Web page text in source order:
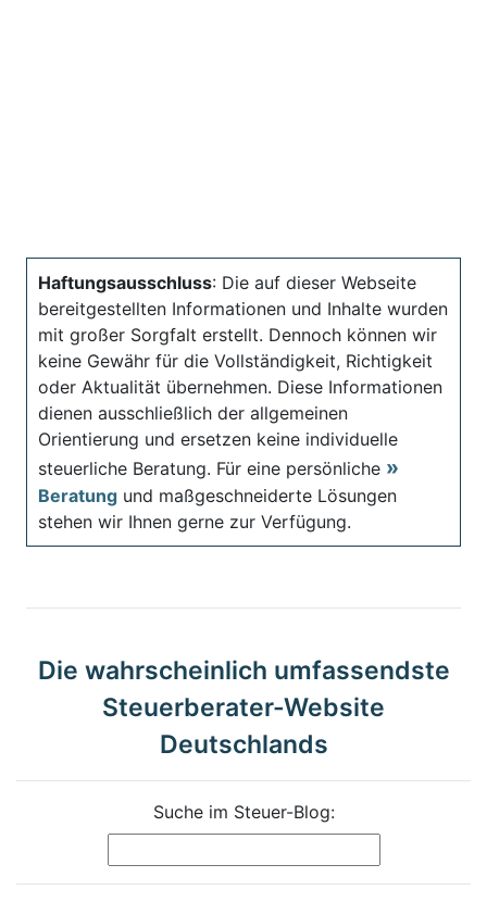
Haftungsausschluss: Die auf dieser Webseite
bereitgestellten Informationen und Inhalte wurden
mit großer Sorgfalt erstellt. Dennoch können wir
keine Gewähr für die Vollständigkeit, Richtigkeit
oder Aktualität übernehmen. Diese Informationen
dienen ausschließlich der allgemeinen
Orientierung und ersetzen keine individuelle
steuerliche Beratung. Für eine persönliche
Beratung und maßgeschneiderte Lösungen
stehen wir Ihnen gerne zur Verfügung.
Die wahrscheinlich umfassendste
Steuerberater-Website
Deutschlands
Suche im Steuer-Blog: